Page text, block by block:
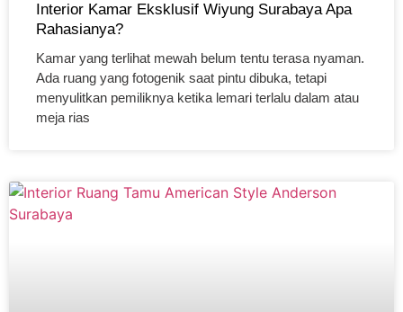
Interior Kamar Eksklusif Wiyung Surabaya Apa
Rahasianya?
Kamar yang terlihat mewah belum tentu terasa nyaman.
Ada ruang yang fotogenik saat pintu dibuka, tetapi
menyulitkan pemiliknya ketika lemari terlalu dalam atau
meja rias